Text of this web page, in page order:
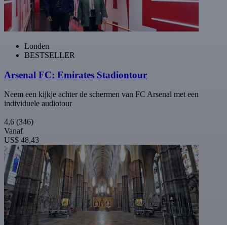
Londen
BESTSELLER
Arsenal FC: Emirates Stadiontour
Neem een kijkje achter de schermen van FC Arsenal met een
individuele audiotour
4,6 (346)
Vanaf
US$ 48,43